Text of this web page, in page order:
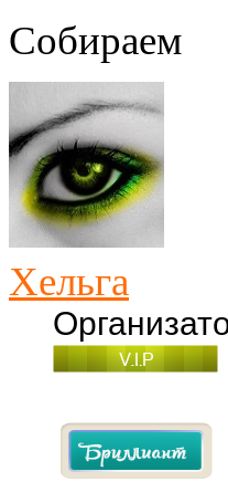
Собираем
Хельга